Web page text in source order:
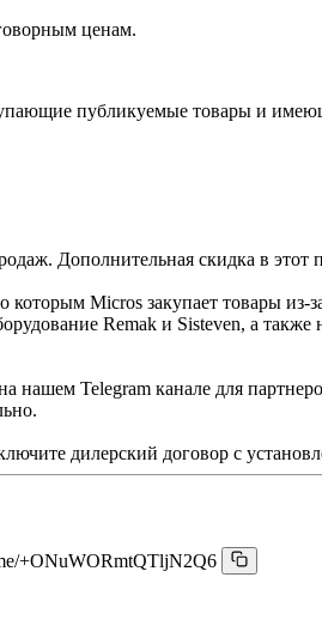
ценам.
публикуемые товары и
Дополнительная скидка в этот
Micros закупает товары
Remak и Sisteven, а также
нашем Telegram канале для
дилерский договор с
+ONuWORmtQTljN2Q6